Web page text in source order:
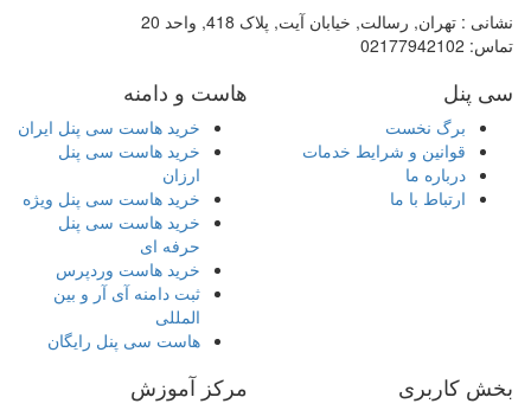
نشانی : تهران, رسالت, خیابان آیت, پلاک 418, واحد 20
تماس:
سی پنل
برگ نخست
قوانین و شرایط خدمات
درباره ما
ارتباط با ما
هاست و دامنه
خرید هاست سی پنل ایران
خرید هاست سی پنل
ارزان
خرید هاست سی پنل ویژه
خرید هاست سی پنل
حرفه ای
خرید هاست وردپرس
ثبت دامنه آی آر و بین
المللی
هاست سی پنل رایگان
بخش کاربری مرکز آموزش